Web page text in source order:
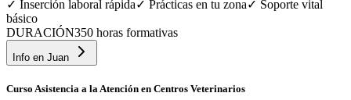
✓ Inserción laboral rápida✓ Prácticas en tu zona✓ Soporte vital
básico
DURACIÓN350 horas formativas
Info en Juan
Curso Asistencia a la Atención en Centros Veterinarios